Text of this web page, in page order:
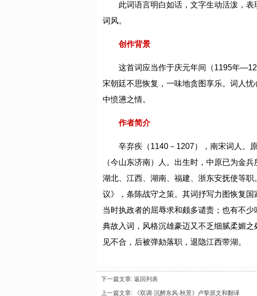
此词语言明白如话，文字生动活泼，
词风。
创作背景
这首词应当作于庆元年间（1195年
宋朝廷不思恢复，一味地贪图享乐。词人
中愤懑之情。
作者简介
辛弃疾（1140－1207），南宋词人。
（今山东济南）人。出生时，中原已为金
湖北、江西、湖南、福建、浙东安抚使等
议》，条陈战守之策。其词抒写力图恢复
当时执政者的屈辱求和颇多谴责；也有不
典故入词，风格沉雄豪迈又不乏细腻柔媚
见不合，后被弹劾落职，退隐江西带湖。
下一篇文章: 返回列表
上一篇文章:
《双调·沉醉东风·秋景》卢挚原文和翻译